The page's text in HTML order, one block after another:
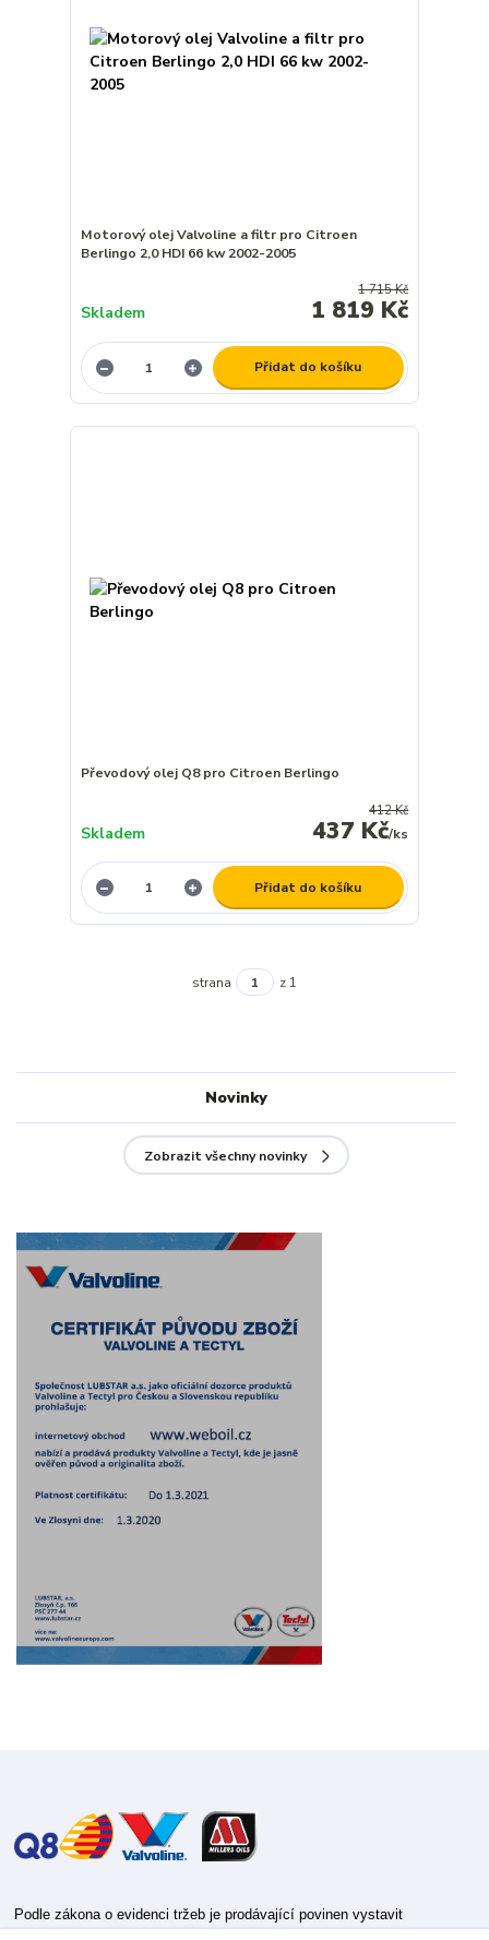
Motorový olej Valvoline a filtr pro Citroen
Berlingo 2,0 HDI 66 kw 2002-2005
1 715 Kč
1 819 Kč
Skladem
Přidat do košíku
Převodový olej Q8 pro Citroen Berlingo
412 Kč
437 Kč/ks
Skladem
Přidat do košíku
strana z 1
Novinky
Zobrazit všechny novinky
Podle zákona o evidenci tržeb je prodávající povinen vystavit